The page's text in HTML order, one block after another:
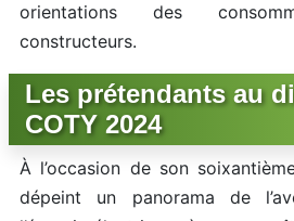
orientations des
constructeurs.
Les prétendants au
COTY 2024
À l’occasion de son
dépeint un panorama de